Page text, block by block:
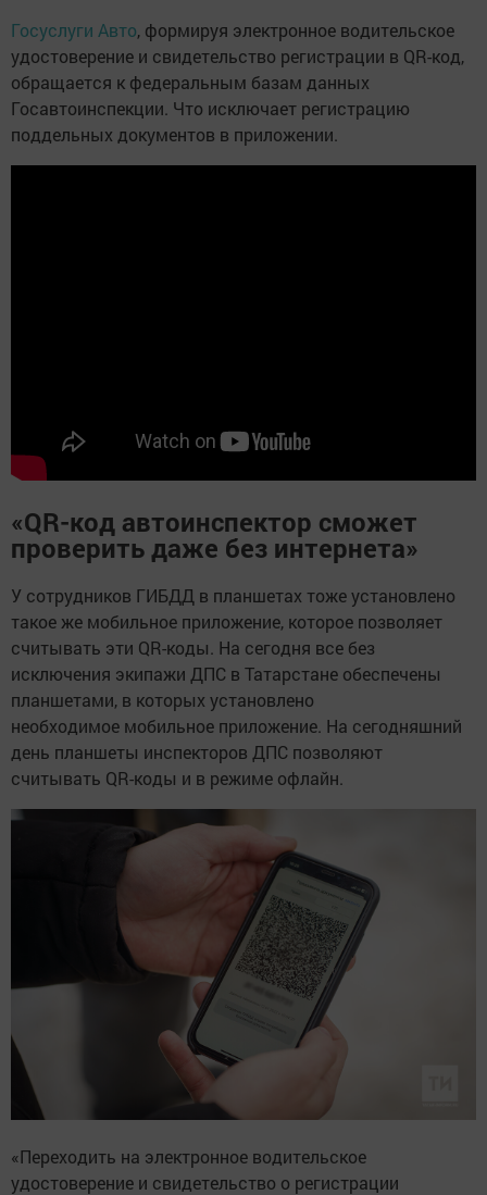
Госуслуги Авто, формируя электронное водительское
удостоверение и свидетельство регистрации в QR-код,
обращается к федеральным базам данных
Госавтоинспекции. Что исключает регистрацию
поддельных документов в приложении.
«QR-код автоинспектор сможет
проверить даже без интернета»
У сотрудников ГИБДД в планшетах тоже установлено
такое же мобильное приложение, которое позволяет
считывать эти QR-коды. На сегодня все без
исключения экипажи ДПС в Татарстане обеспечены
планшетами, в которых установлено
необходимое мобильное приложение. На сегодняшний
день планшеты инспекторов ДПС позволяют
считывать QR-коды и в режиме офлайн.
«Переходить на электронное водительское
удостоверение и свидетельство о регистрации